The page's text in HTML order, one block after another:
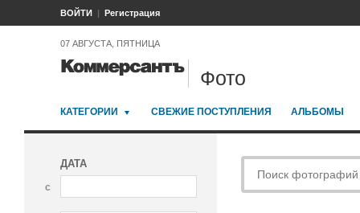
ВОЙТИ Регистрация
07 АВГУСТА, ПЯТНИЦА
Фото
КАТЕГОРИИ СВЕЖИЕ ПОСТУПЛЕНИЯ АЛЬБОМЫ
ДАТА
с